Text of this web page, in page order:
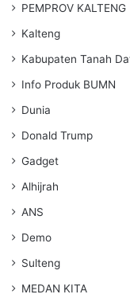
PEMPROV KALTENG
Kalteng
Kabupaten Tanah
Info Produk BUMN
Dunia
Donald Trump
Gadget
Alhijrah
ANS
Demo
Sulteng
MEDAN KITA